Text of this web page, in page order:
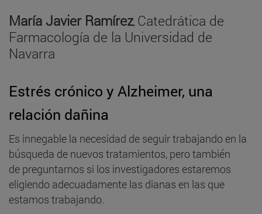
María Javier Ramírez, Catedrática de
Farmacología de la Universidad de
Navarra
Estrés crónico y Alzheimer, una
relación dañina
Es innegable la necesidad de seguir trabajando en la
búsqueda de nuevos tratamientos, pero también
de preguntarnos si los investigadores estaremos
eligiendo adecuadamente las dianas en las que
estamos trabajando.